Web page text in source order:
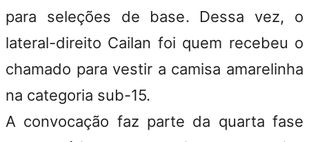
para seleções de base. Dessa vez, o
lateral-direito Cailan foi quem recebeu o
chamado para vestir a camisa amarelinha
na categoria sub-15.
A convocação faz parte da quarta fase